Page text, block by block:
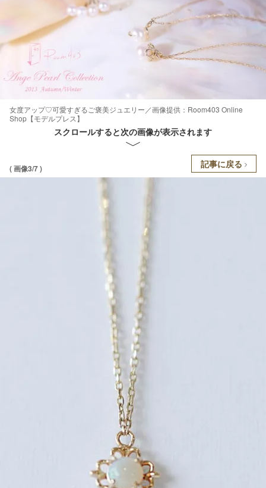
女度アップ♡可愛すぎるご褒美ジュエリー／画像提供：Room403 Online
Shop【モデルプレス】
スクロールすると次の画像が表示されます
( 画像3/7 ) 記事に戻る